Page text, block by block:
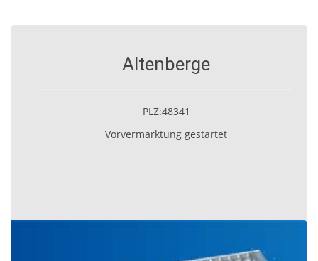
Altenberge
PLZ:48341
Vorvermarktung gestartet